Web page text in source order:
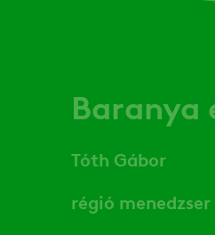
Baranya
Tóth Gábor
régió menedzser